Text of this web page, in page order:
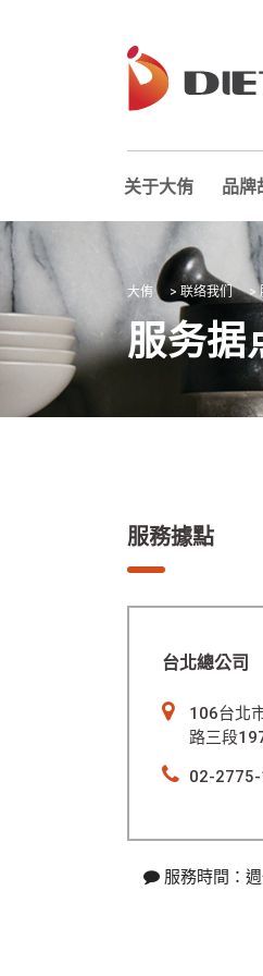
关于大侑 品牌
大侑 > 联络我们 >
服务据
服務據點
台北總公司
106台北
路三段
02-
服務時間：